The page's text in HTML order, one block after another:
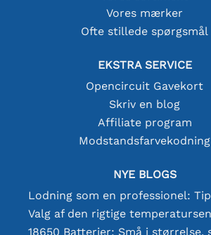
Vores mærker
Ofte stillede spørgsmål
EKSTRA SERVICE
Opencircuit Gavekort
Skriv en blog
Affiliate program
Modstandsfarvekodning
NYE BLOGS